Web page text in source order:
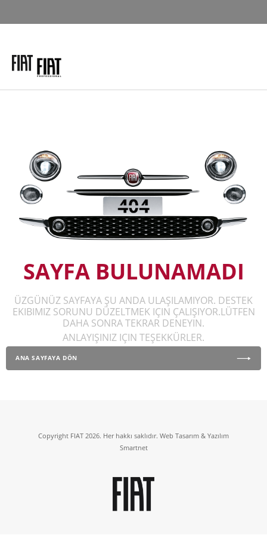
SAYFA BULUNAMADI
ÜZGÜNÜZ SAYFAYA ŞU ANDA ULAŞILAMIYOR. DESTEK
EKIBIMIZ SORUNU DÜZELTMEK IÇIN ÇALIŞIYOR.LÜTFEN
DAHA SONRA TEKRAR DENEYIN.
ANLAYIŞINIZ IÇIN TEŞEKKÜRLER.
ANA SAYFAYA DÖN
Copyright FIAT 2026. Her hakkı saklıdır. Web Tasarım & Yazılım
Smartnet